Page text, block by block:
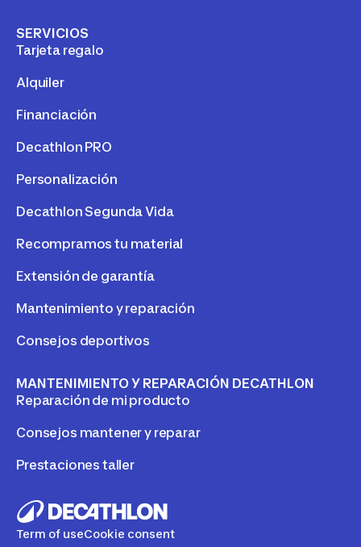
SERVICIOS
Tarjeta regalo
Alquiler
Financiación
Decathlon PRO
Personalización
Decathlon Segunda Vida
Recompramos tu material
Extensión de garantía
Mantenimiento y reparación
Consejos deportivos
MANTENIMIENTO Y REPARACIÓN DECATHLON
Reparación de mi producto
Consejos mantener y reparar
Prestaciones taller
Term of useCookie consent